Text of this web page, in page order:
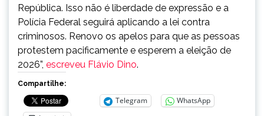
República. Isso não é liberdade de expressão e a
Polícia Federal seguirá aplicando a lei contra
criminosos. Renovo os apelos para que as pessoas
protestem pacificamente e esperem a eleição de
2026”, escreveu Flávio Dino.
Compartilhe:
Telegram
WhatsApp